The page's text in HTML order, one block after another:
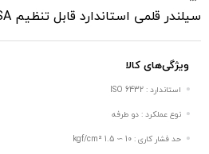
سیلندر قلمی استاندارد قابل تنظیم PSA با قطر 12 و کورس 50 میلیمتر
ویژگی‌های کالا
استاندارد : ISO 6432
نوع عملکرد : دو طرفه
حد فشار کاری : 10 ∼ 1.5 kgf/cm²